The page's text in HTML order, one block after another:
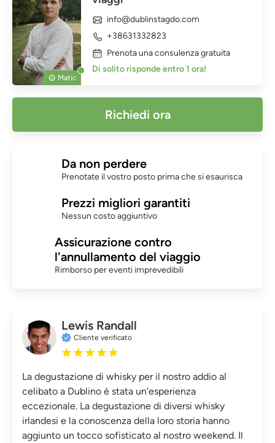
Matic
info@dublinstagdo.com
+38631332823
Prenota una consulenza gratuita
Di solito risponde entro 1 ora!
Richiedi ora
Da non perdere
Prenotate il vostro posto prima che si esaurisca
Prezzi migliori garantiti
Nessun costo aggiuntivo
Assicurazione contro
l'annullamento del viaggio
Rimborso per eventi imprevedibili
Lewis Randall
Cliente verificato
La degustazione di whisky per il nostro addio al
celibato a Dublino è stata un'esperienza
eccezionale. La degustazione di diversi whisky
irlandesi e la conoscenza della loro storia hanno
aggiunto un tocco sofisticato al nostro weekend. Il